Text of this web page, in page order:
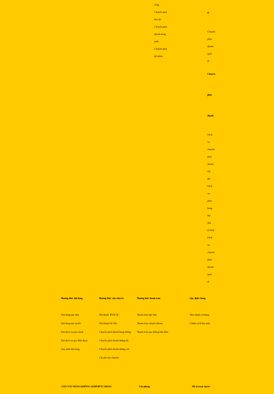
công
Chuyển phát
hỏa tốc
Chuyển phát
nhanh trong
nước
Chuyển phát
tiết kiệm
tế
Chuyển
phát
nhanh
quốc
tế
Chuyển
phát
nhanh
Dịch
vụ
chuyển
phát
nhanh
nội
địa
Dịch
vụ
phát
hàng
thu
tiền
(COD)
Dịch
vụ
chuyển
phát
nhanh
quốc
tế
Phương thức đặt hàng
Đặt hàng trực tiếp
Đặt hàng trực tuyến
Đặt dịch vụ qua email
Đặt dịch vụ qua điện thoại
Quy trình đặt hàng
Phương thức vận chuyển
Nội thành TP.HCM
Nội thành Hà Nội
Chuyển phát nhanh hàng không
Chuyển phát nhanh đường bộ
Chuyển phát nhanh đường sắt
Chi phí vận chuyển
Phương thức thanh toán
Thanh toán trực tiếp
Thanh toán chuyển khoản
Thanh toán qua đường bưu điện
Quy định chung
Thỏa thuận sử dụng
Chính sách bảo mật
VẬN TẢI HÀNG KHÔNG AIRPORTCARGO Văn phòng Hỗ trợ trực tuyến